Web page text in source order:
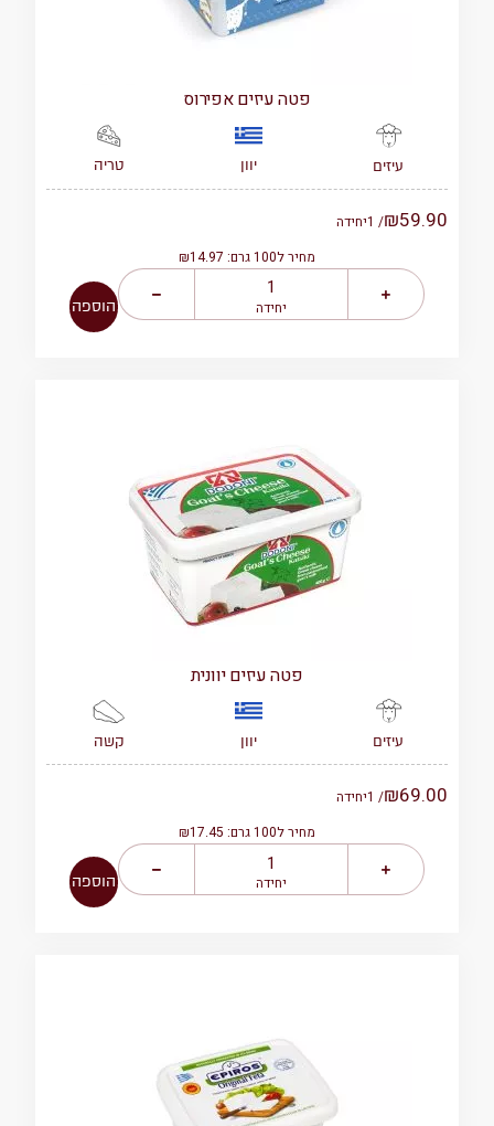
פטה עיזים אפירוס
עיזים יוון טריה
מחיר ל100 גרם: ₪14.97
₪59.90
/ 1 יחידה
יחידה הוספה
פטה עיזים יוונית
עיזים יוון קשה
מחיר ל100 גרם: ₪17.45
₪69.00
/ 1 יחידה
יחידה הוספה